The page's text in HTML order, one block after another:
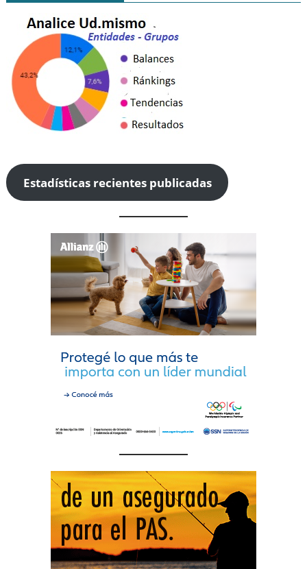
Estadísticas recientes publicadas